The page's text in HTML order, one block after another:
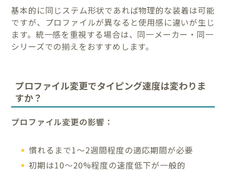
基本的に同じステム形状であれば物理的な装着は可能
ですが、プロファイルが異なると使用感に違いが生じ
ます。統一感を重視する場合は、同一メーカー・同一
シリーズでの揃えをおすすめします。
プロファイル変更でタイピング速度は変わりま
すか？
プロファイル変更の影響：
慣れるまで1〜2週間程度の適応期間が必要
初期は10〜20%程度の速度低下が一般的